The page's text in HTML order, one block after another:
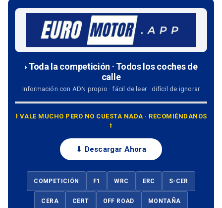
› Toda la competición · Todos los coches de
calle
Información con ADN propio · fácil de leer · difícil de ignorar
⭡ VALE MUCHO PERO NO CUESTA NADA · RECOMIÉNDANOS
⭡
⬇ Descargar Ahora
COMPETICIÓN F1 WRC ERC S-CER
CERA CERT OFF ROAD MONTAÑA